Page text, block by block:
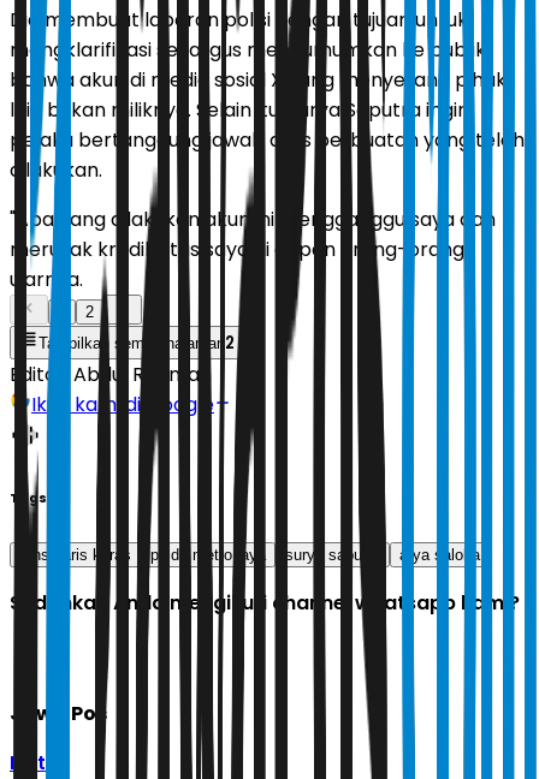
Dia membuat laporan polisi dengan tujuan untuk
mengklarifikasi sekaligus mengumumkan ke publik
bahwa akun di media sosial X yang menyerang pihak
lain bukan miliknya. Selain itu, Surya Saputra ingin
pelaku bertanggung jawab atas perbuatan yang telah
dilakukan.
"Apa yang dilakukan akun ini mengganggu saya dan
merusak kredibilitas saya di depan orang-orang,"
ujarnya.
2
Tampilkan semua halaman 2
Editor: Abdul Rahman
Ikuti kami di Google
Tags
fans garis keras polda metro jaya surya saputra arya saloka
Sudahkah Anda mengikuti channel whatsapp kami?
Jawa Pos
Ikuti